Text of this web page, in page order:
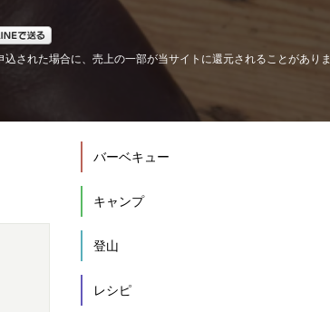
された場合に、売上の一部が当サイトに還元されることがありま
バーベキュー
キャンプ
登山
レシピ